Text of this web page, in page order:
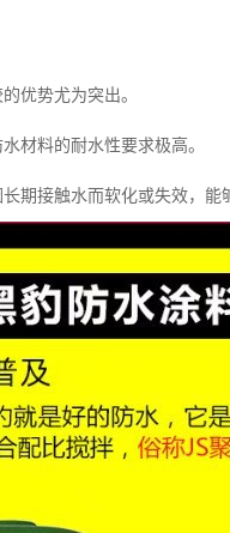
优势尤为突出。
材料的耐水性要求极高。
期接触水而软化或失效，能